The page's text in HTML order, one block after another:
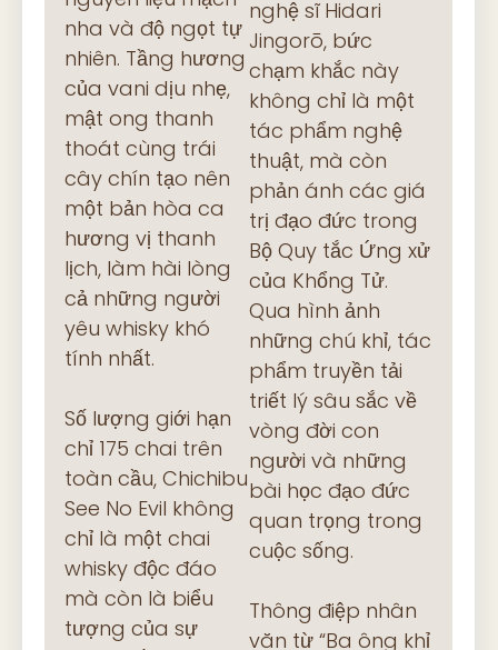
nha và độ ngọt tự
nhiên. Tầng hương
của vani dịu nhẹ,
mật ong thanh
thoát cùng trái
cây chín tạo nên
một bản hòa ca
hương vị thanh
lịch, làm hài lòng
cả những người
yêu whisky khó
tính nhất.
Số lượng giới hạn
chỉ 175 chai trên
toàn cầu, Chichibu
See No Evil không
chỉ là một chai
whisky độc đáo
mà còn là biểu
tượng của sự
nghệ sĩ Hidari
Jingorō, bức
chạm khắc này
không chỉ là một
tác phẩm nghệ
thuật, mà còn
phản ánh các giá
trị đạo đức trong
Bộ Quy tắc Ứng xử
của Khổng Tử.
Qua hình ảnh
những chú khỉ, tác
phẩm truyền tải
triết lý sâu sắc về
vòng đời con
người và những
bài học đạo đức
quan trọng trong
cuộc sống.
Thông điệp nhân
văn từ “Ba ông khỉ